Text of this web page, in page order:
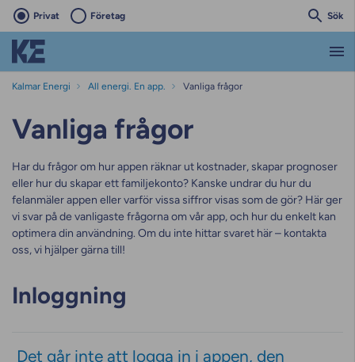
Privat Företag Sök
Kalmar Energi All energi. En app. Vanliga frågor
Vanliga frågor
Har du frågor om hur appen räknar ut kostnader, skapar prognoser
eller hur du skapar ett familjekonto? Kanske undrar du hur du
felanmäler appen eller varför vissa siffror visas som de gör? Här ger
vi svar på de vanligaste frågorna om vår app, och hur du enkelt kan
optimera din användning. Om du inte hittar svaret här – kontakta
oss, vi hjälper gärna till!
Inloggning
Det går inte att logga in i appen, den